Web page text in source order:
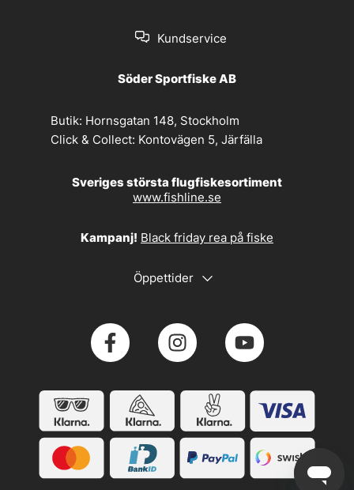
Kundservice
Söder Sportfiske AB
Butik: Hornsgatan 148, Stockholm
Click & Collect: Kontovägen 5, Järfälla
Sveriges största flugfiskesortiment
www.fishline.se
Kampanj! Black friday rea på fiske
Öppettider